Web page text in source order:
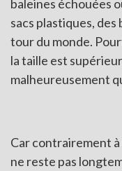
baleines échouées
sacs plastiques,
tour du monde.
la taille est
malheureusement
Car contrairement
ne reste pas